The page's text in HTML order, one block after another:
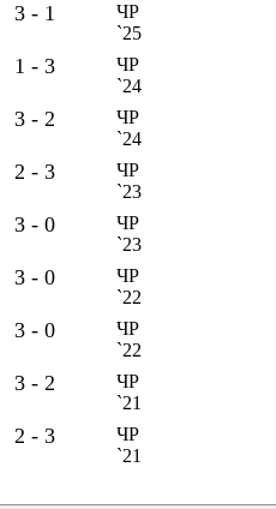
3 - 1
ЧР
`25
1 - 3
ЧР
`24
3 - 2
ЧР
`24
2 - 3
ЧР
`23
3 - 0
ЧР
`23
3 - 0
ЧР
`22
3 - 0
ЧР
`22
3 - 2
ЧР
`21
2 - 3
ЧР
`21